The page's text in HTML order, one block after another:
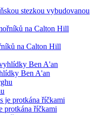
stezkou vybudovanou
na Calton Hill
Ben A'an
protkána říčkami